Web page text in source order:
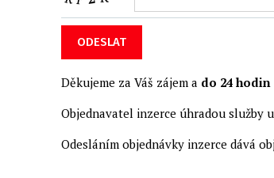
ODESLAT
Děkujeme za Váš zájem a do 24 hodin
Objednavatel inzerce úhradou služby
Odesláním objednávky inzerce dává